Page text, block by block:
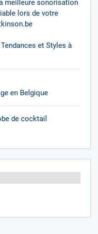
meilleure sonorisation
lors de votre
et Styles à
en Belgique
de cocktail